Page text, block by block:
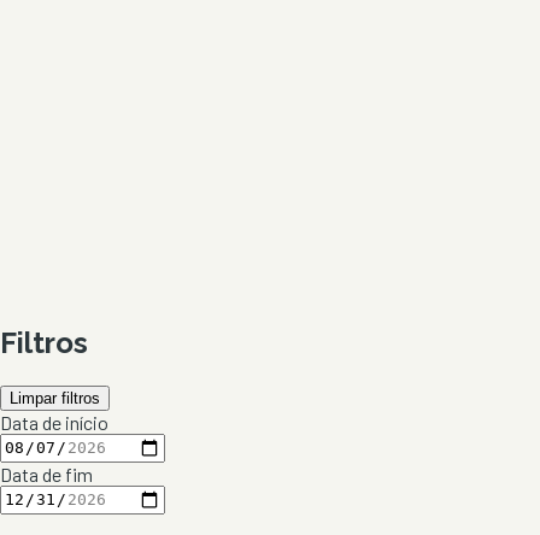
Filtros
Limpar filtros
Data de início
Data de fim